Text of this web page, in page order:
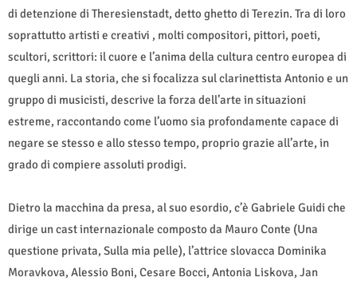
di detenzione di Theresienstadt, detto ghetto di Terezin. Tra di loro
soprattutto artisti e creativi , molti compositori, pittori, poeti,
scultori, scrittori: il cuore e l’anima della cultura centro europea di
quegli anni. La storia, che si focalizza sul clarinettista Antonio e un
gruppo di musicisti, descrive la forza dell’arte in situazioni
estreme, raccontando come l’uomo sia profondamente capace di
negare se stesso e allo stesso tempo, proprio grazie all’arte, in
grado di compiere assoluti prodigi.
Dietro la macchina da presa, al suo esordio, c’è Gabriele Guidi che
dirige un cast internazionale composto da Mauro Conte (Una
questione privata, Sulla mia pelle), l’attrice slovacca Dominika
Moravkova, Alessio Boni, Cesare Bocci, Antonia Liskova, Jan